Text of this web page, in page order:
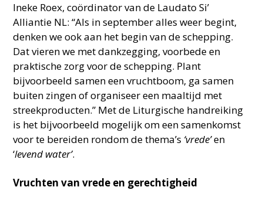
Ineke Roex, coördinator van de Laudato Si’
Alliantie NL: “Als in september alles weer begint,
denken we ook aan het begin van de schepping.
Dat vieren we met dankzegging, voorbede en
praktische zorg voor de schepping. Plant
bijvoorbeeld samen een vruchtboom, ga samen
buiten zingen of organiseer een maaltijd met
streekproducten.” Met de Liturgische handreiking
is het bijvoorbeeld mogelijk om een samenkomst
voor te bereiden rondom de thema’s ‘vrede’en
‘levend water’.
Vruchten van vrede en gerechtigheid